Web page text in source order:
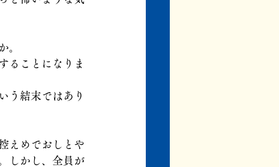
。
ることになりま
う結末ではあり
えめでおしとや
しかし、全員が